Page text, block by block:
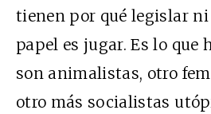
tienen por qué legislar
papel es jugar. Es lo que
son animalistas, otro
otro más socialistas